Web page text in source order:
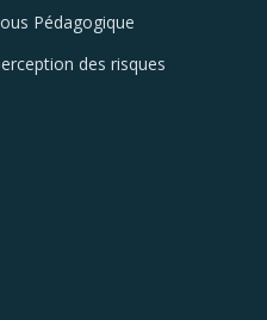
Pédagogique
des risques